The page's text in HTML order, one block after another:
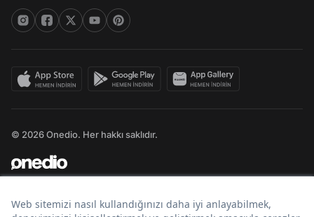
© 2026 Onedio. Her hakkı saklıdır.
Bir markasıdır.